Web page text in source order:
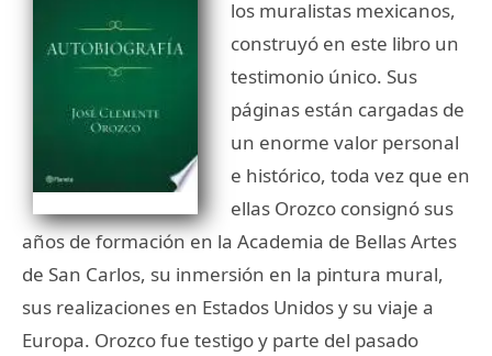
los muralistas mexicanos,
construyó en este libro un
testimonio único. Sus
páginas están cargadas de
un enorme valor personal
e histórico, toda vez que en
ellas Orozco consignó sus
años de formación en la Academia de Bellas Artes
de San Carlos, su inmersión en la pintura mural,
sus realizaciones en Estados Unidos y su viaje a
Europa. Orozco fue testigo y parte del pasado